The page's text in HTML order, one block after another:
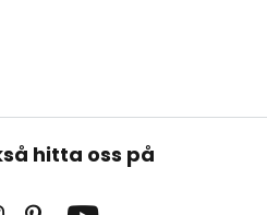
hitta oss på